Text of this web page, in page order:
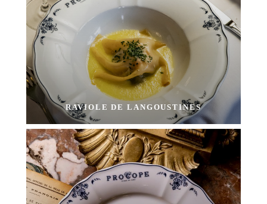
RAVIOLE DE LANGOUSTINES